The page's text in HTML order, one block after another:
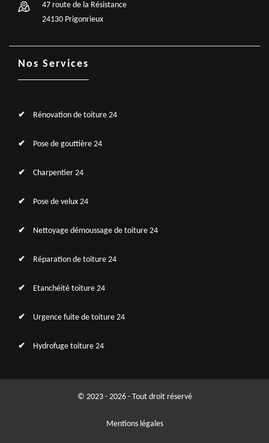
47 route de la Résistance
24130 Prigonrieux
Nos Services
Rénovation de toiture 24
Pose de gouttière 24
Charpentier 24
Pose de velux 24
Nettoyage démoussage de toiture 24
Réparation de toiture 24
Etanchéité toiture 24
Urgence fuite de toiture 24
Hydrofuge toiture 24
© 2023 - 2026 - Tout droit réservé
Mentions légales